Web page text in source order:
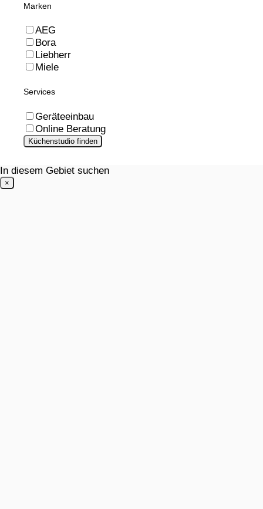
Marken
AEG
Bora
Liebherr
Miele
Services
Geräteeinbau
Online Beratung
Küchenstudio finden
In diesem Gebiet suchen
×